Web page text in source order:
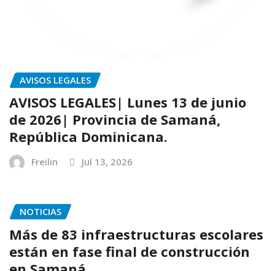
AVISOS LEGALES
AVISOS LEGALES| Lunes 13 de junio
de 2026| Provincia de Samaná,
República Dominicana.
Freilin Jul 13, 2026
NOTICIAS
Más de 83 infraestructuras escolares
están en fase final de construcción